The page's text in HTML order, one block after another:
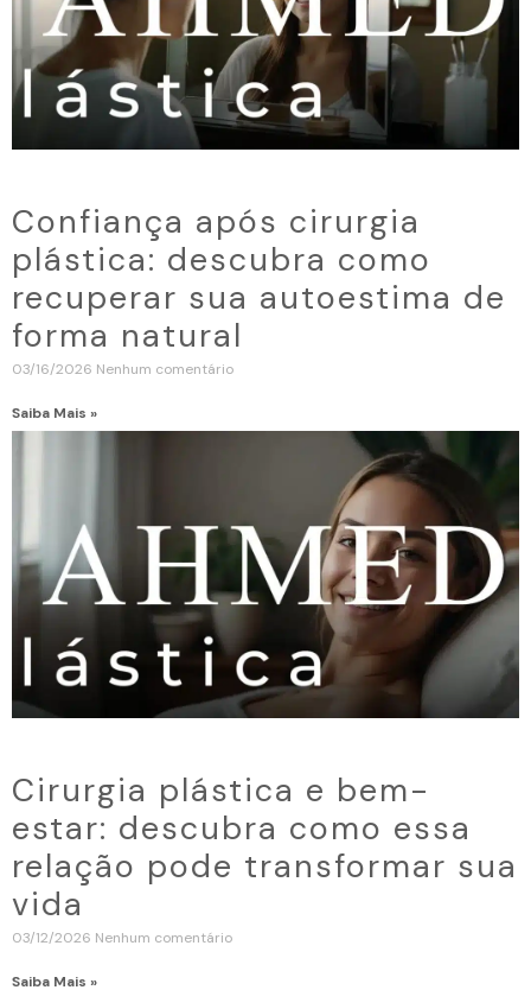
Confiança após cirurgia
plástica: descubra como
recuperar sua autoestima de
forma natural
03/16/2026 Nenhum comentário
Saiba Mais »
Cirurgia plástica e bem-
estar: descubra como essa
relação pode transformar sua
vida
03/12/2026 Nenhum comentário
Saiba Mais »